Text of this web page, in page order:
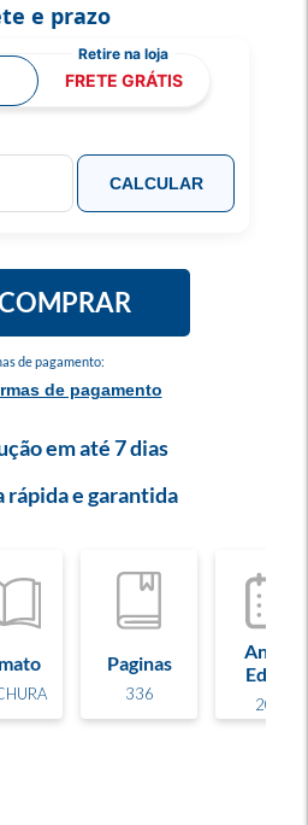
de pagamento:
de pagamento
e prazo
FRETE GRÁTIS
CALCULAR
em até 7 dias
rápida e garantida
Paginas
336
Ano de
Edição
2026